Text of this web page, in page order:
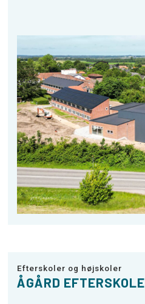
Efterskoler og højskoler
ÅGÅRD EFTERSKOLE